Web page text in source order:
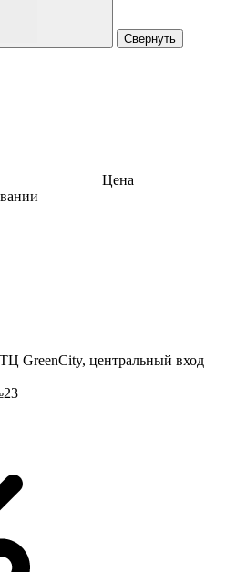
Свернуть
Цена
GreenCity, центральный вход